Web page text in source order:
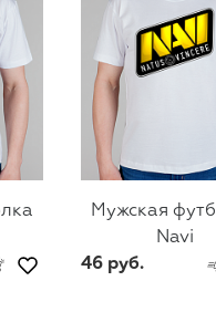
Мужская
Navi
46 руб.